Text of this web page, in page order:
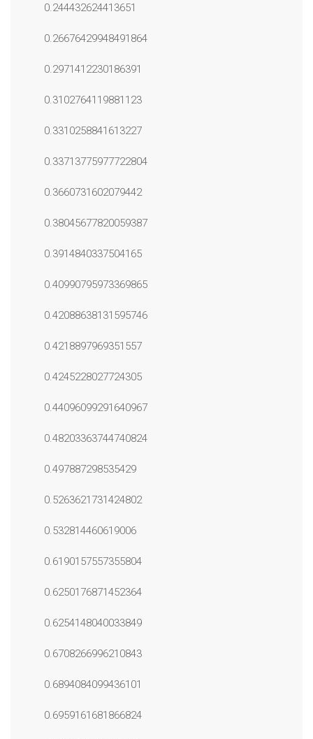
0.244432624413651
0.26676429948491864
0.2971412230186391
0.3102764119881123
0.3310258841613227
0.33713775977722804
0.3660731602079442
0.38045677820059387
0.3914840337504165
0.40990795973369865
0.42088638131595746
0.4218897969351557
0.4245228027724305
0.44096099291640967
0.48203363744740824
0.497887298535429
0.5263621731424802
0.532814460619006
0.6190157557355804
0.6250176871452364
0.6254148040033849
0.6708266996210843
0.6894084099436101
0.6959161681866824